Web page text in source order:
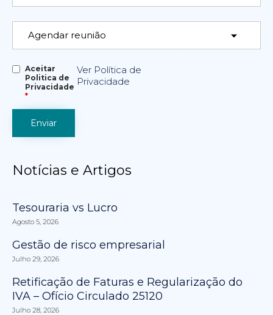
Aceitar
Politica de
Privacidade
*
Ver Política de
Privacidade
Notícias e Artigos
Tesouraria vs Lucro
Agosto 5, 2026
Gestão de risco empresarial
Julho 29, 2026
Retificação de Faturas e Regularização do
IVA – Ofício Circulado 25120
Julho 28, 2026